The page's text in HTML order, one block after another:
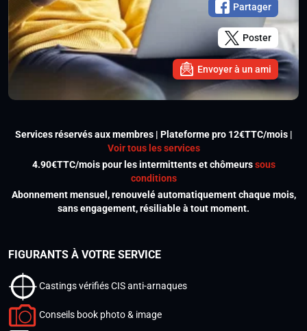
Partager
Poster
Envoyer à un ami
Services réservés aux membres | Plateforme pro 12€TTC/mois |
Voir tous les services
4.90€TTC/mois pour les intermittents et chômeurssous
conditions
Abonnement mensuel, renouvelé automatiquement chaque mois,
sans engagement, résiliable à tout moment.
FIGURANTS À VOTRE SERVICE
Castings vérifiés CIS anti-arnaques
Conseils book photo & image